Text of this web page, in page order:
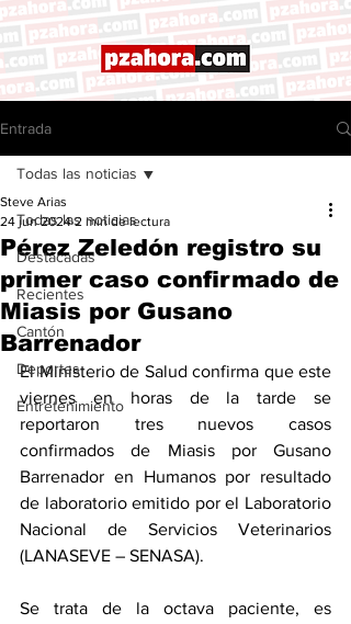
Entrada
Todas las noticias
Destacadas
Recientes
Cantón
Deportes
Entretenimiento
Todas las noticias
Pérez Zeledón registro su
primer caso confirmado de
Miasis por Gusano
Barrenador
Steve Arias
24 jun 2024 2 min de lectura
El Ministerio de Salud confirma que este
viernes en horas de la tarde se
reportaron tres nuevos casos
confirmados de Miasis por Gusano
Barrenador en Humanos por resultado
de laboratorio emitido por el Laboratorio
Nacional de Servicios Veterinarios
(LANASEVE – SENASA).
Se trata de la octava paciente, es